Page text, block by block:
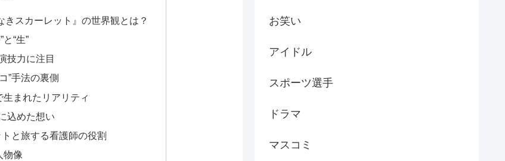
スカーレット』の世界観とは？
“生”
技力に注目
”手法の裏側
生まれたリアリティ
込めた想い
と旅する看護師の役割
物像
お笑い
アイドル
スポーツ選手
ドラマ
マスコミ